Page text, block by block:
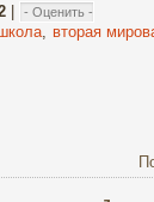
|
вторая